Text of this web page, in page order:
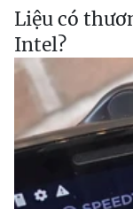
Liệu có
Intel?